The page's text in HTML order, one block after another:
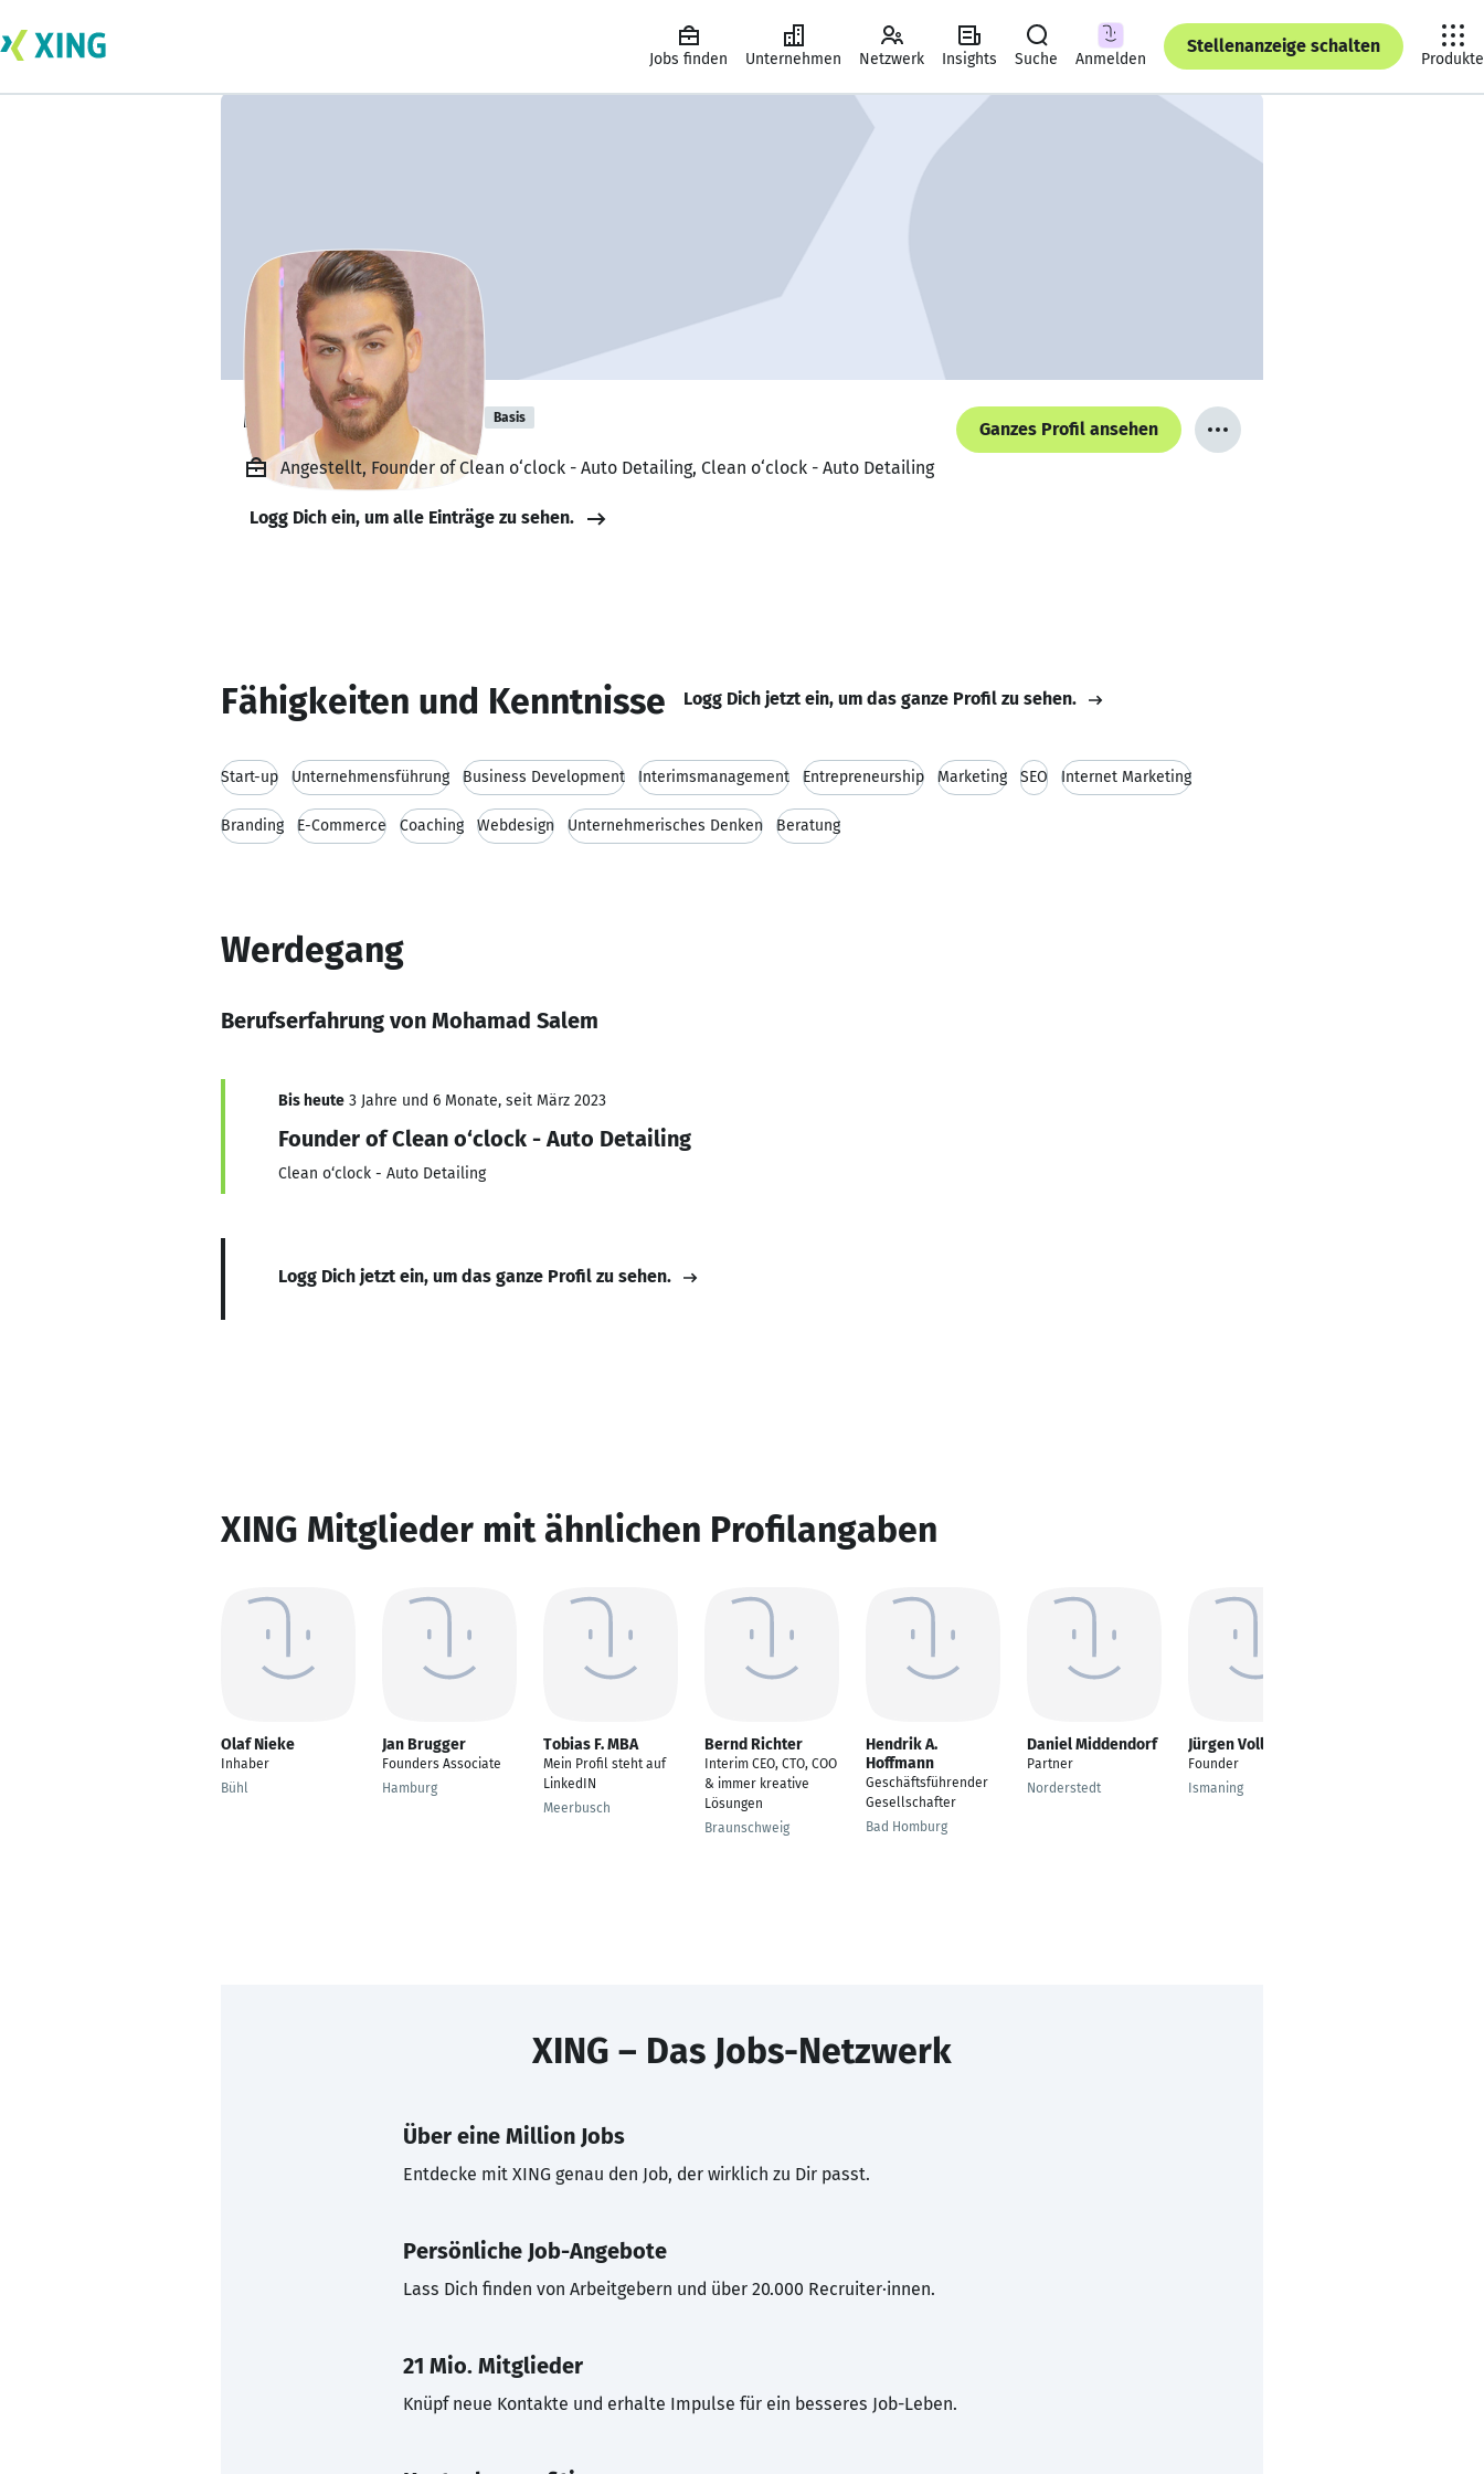
Jobs finden Unternehmen Netzwerk Insights Suche Anmelden
Stellenanzeige schalten
Produkte
Mohamad Salem Basis
Ganzes Profil ansehen
Angestellt, Founder of Clean o‘clock - Auto Detailing, Clean o‘clock - Auto Detailing
Logg Dich ein, um alle Einträge zu sehen.
Fähigkeiten und Kenntnisse Logg Dich jetzt ein, um das ganze Profil zu sehen.
Start-up Unternehmensführung Business Development Interimsmanagement Entrepreneurship Marketing SEO Internet Marketing
Branding E-Commerce Coaching Webdesign Unternehmerisches Denken Beratung
Werdegang
Berufserfahrung von Mohamad Salem
Bis heute 3 Jahre und 6 Monate, seit März 2023
Founder of Clean o‘clock - Auto Detailing
Clean o‘clock - Auto Detailing
Logg Dich jetzt ein, um das ganze Profil zu sehen.
XING Mitglieder mit ähnlichen Profilangaben
Olaf Nieke
Inhaber
Bühl
Jan Brugger
Founders Associate
Hamburg
Tobias F. MBA
Mein Profil steht auf
LinkedIN
Meerbusch
Bernd Richter
Interim CEO, CTO, COO
& immer kreative
Lösungen
Braunschweig
Hendrik A.
Hoffmann
Geschäftsführender
Gesellschafter
Bad Homburg
Daniel Middendorf
Partner
Norderstedt
Jürgen Vollmer
Founder
Ismaning
XING – Das Jobs-Netzwerk
Über eine Million Jobs
Entdecke mit XING genau den Job, der wirklich zu Dir passt.
Persönliche Job-Angebote
Lass Dich finden von Arbeitgebern und über 20.000 Recruiter·innen.
21 Mio. Mitglieder
Knüpf neue Kontakte und erhalte Impulse für ein besseres Job-Leben.